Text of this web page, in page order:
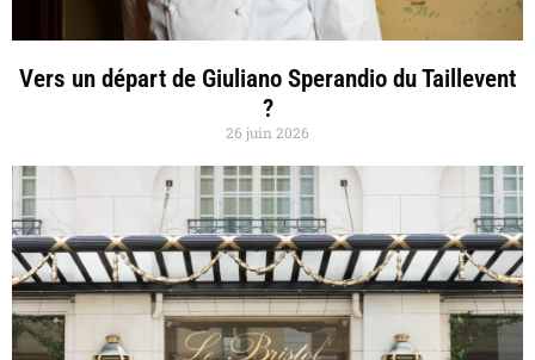
Vers un départ de Giuliano Sperandio du Taillevent
?
26 juin 2026